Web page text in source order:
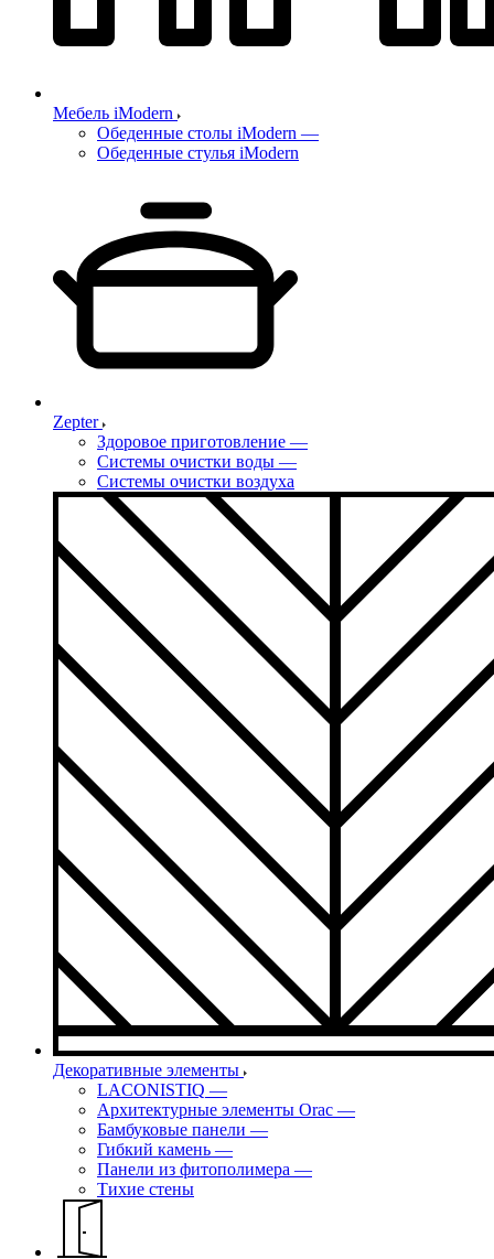
Мебель iModern
Обеденные столы iModern —
Обеденные стулья iModern
Zepter
Здоровое приготовление —
Системы очистки воды —
Системы очистки воздуха
Декоративные элементы
LACONISTIQ —
Архитектурные элементы Orac —
Бамбуковые панели —
Гибкий камень —
Панели из фитополимера —
Тихие стены